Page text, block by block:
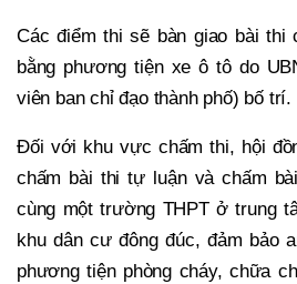
Các điểm thi sẽ bàn giao bài thi
bằng phương tiện xe ô tô do
viên ban chỉ đạo thành phố) bố trí.
Đối với khu vực chấm thi, hội
chấm bài thi tự luận và chấm
cùng một trường THPT ở trung
khu dân cư đông đúc, đảm bảo
phương tiện phòng cháy, chữa